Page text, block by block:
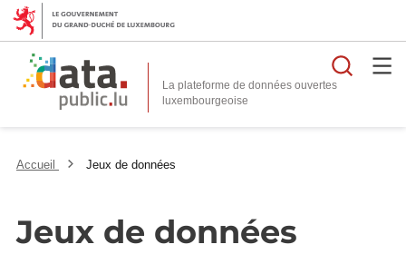
La plateforme de données ouvertes
Accueil Jeux de données
Jeux de données